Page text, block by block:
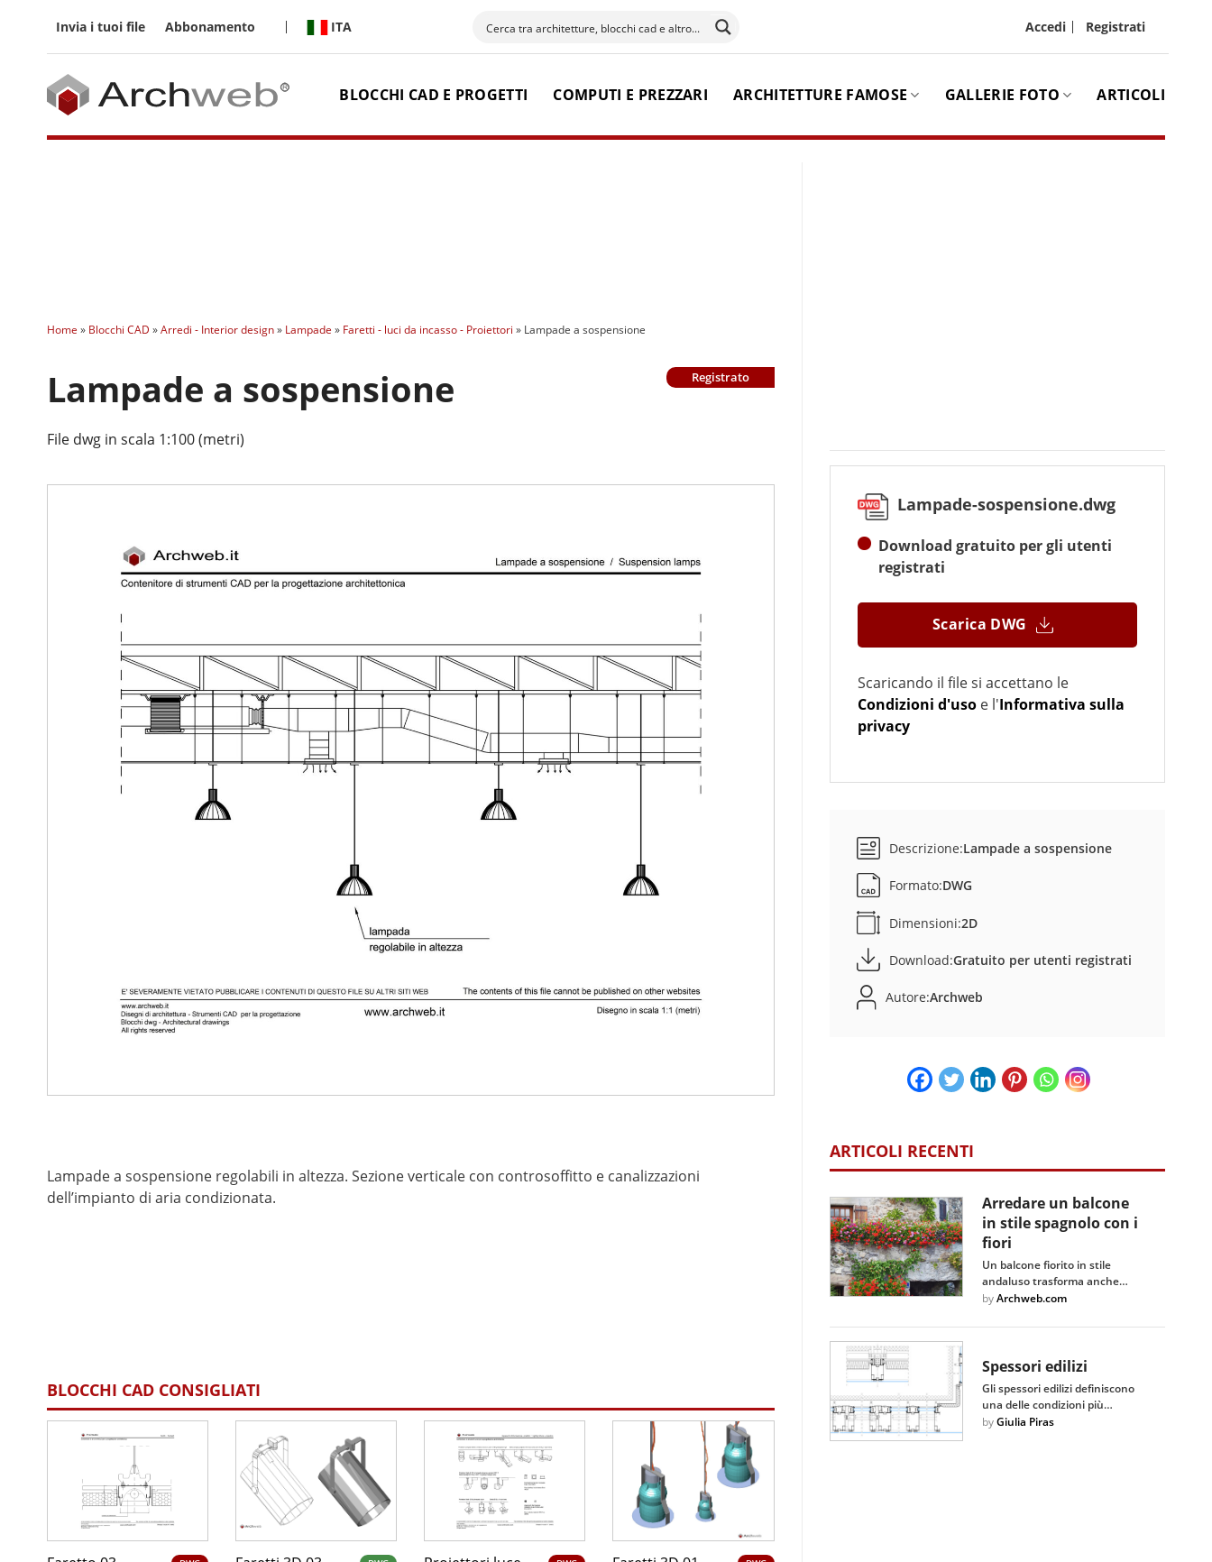
Invia i tuoi file Abbonamento ITA Accedi Registrati
BLOCCHI CAD E PROGETTI COMPUTI E PREZZARI ARCHITETTURE FAMOSE GALLERIE FOTO ARTICOLI
Home » Blocchi CAD »Arredi - Interior design» Lampade » Faretti - luci da incasso - Proiettori » Lampade a sospensione
Registrato
Lampade a sospensione
File dwg in scala 1:100 (metri)
Lampade a sospensione regolabili in altezza. Sezione verticale con controsoffitto e canalizzazioni
dell’impianto di aria condizionata.
BLOCCHI CAD CONSIGLIATI
Lampade-sospensione.dwg
Download gratuito per gli utenti
registrati
Scarica DWG
Scaricando il file si accettano le
Condizioni d'usoe l'Informativa sulla
privacy
Descrizione:Lampade a sospensione
Formato:DWG
Dimensioni:2D
Download:Gratuito per utenti registrati
Autore:Archweb
ARTICOLI RECENTI
Arredare un balcone
in stile spagnolo con i
fiori
Un balcone fiorito in stile
andaluso trasforma anche…
by Archweb.com
Spessori edilizi
Gli spessori edilizi definiscono
una delle condizioni più…
by Giulia Piras